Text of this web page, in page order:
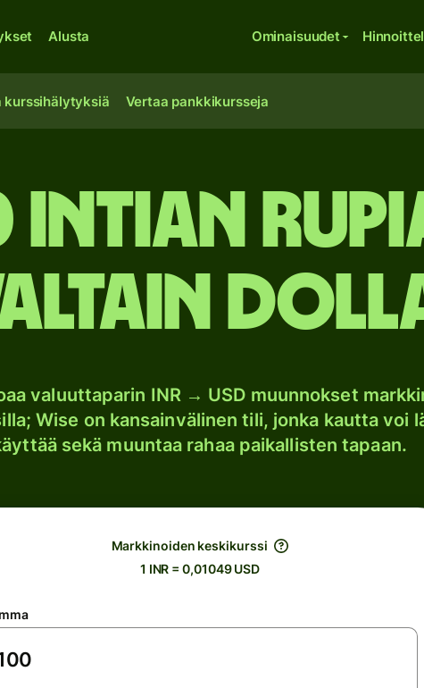
Alusta Ominaisuudet
kurssihälytyksiä Vertaa pankkikursseja
Intian
valuuttaparin INR → USD muunnokset
Wise on kansainvälinen tili, jonka kautta voi
sekä muuntaa rahaa paikallisten tapaan.
Markkinoiden keskikurssi
1 INR = 0,01049 USD